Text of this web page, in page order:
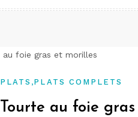
PLATS ,PLATS COMPLETS
Tourte au foie